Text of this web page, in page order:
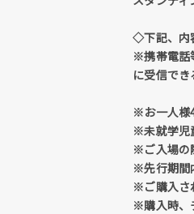
◇下記、内
※携帯電話
に受信でき
※お一人様
※未就学児
※ご入場の
※先行期間
※ご購入さ
※購入時、